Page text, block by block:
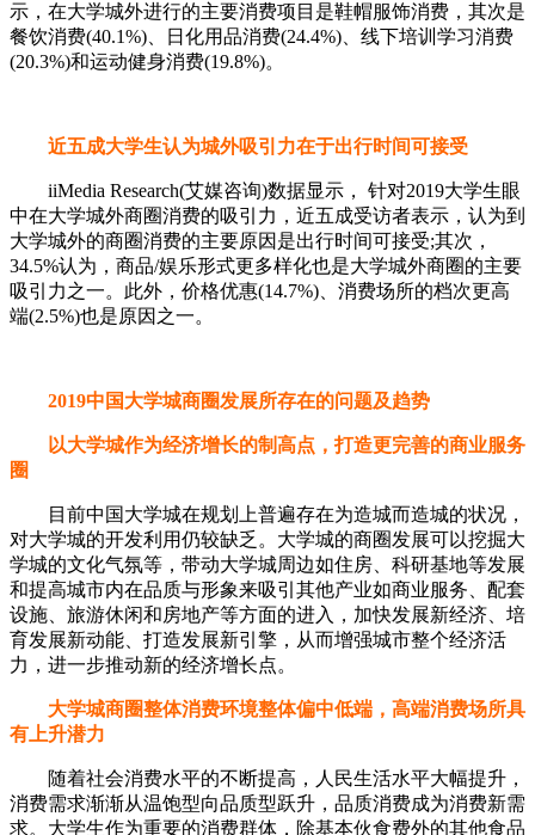
示，在大学城外进行的主要消费项目是鞋帽服饰消费，其次是
餐饮消费(40.1%)、日化用品消费(24.4%)、线下培训学习消费
(20.3%)和运动健身消费(19.8%)。
近五成大学生认为城外吸引力在于出行时间可接受
iiMedia Research(艾媒咨询)数据显示， 针对2019大学生眼
中在大学城外商圈消费的吸引力，近五成受访者表示，认为到
大学城外的商圈消费的主要原因是出行时间可接受;其次，
34.5%认为，商品/娱乐形式更多样化也是大学城外商圈的主要
吸引力之一。此外，价格优惠(14.7%)、消费场所的档次更高
端(2.5%)也是原因之一。
2019中国大学城商圈发展所存在的问题及趋势
以大学城作为经济增长的制高点，打造更完善的商业服务
圈
目前中国大学城在规划上普遍存在为造城而造城的状况，
对大学城的开发利用仍较缺乏。大学城的商圈发展可以挖掘大
学城的文化气氛等，带动大学城周边如住房、科研基地等发展
和提高城市内在品质与形象来吸引其他产业如商业服务、配套
设施、旅游休闲和房地产等方面的进入，加快发展新经济、培
育发展新动能、打造发展新引擎，从而增强城市整个经济活
力，进一步推动新的经济增长点。
大学城商圈整体消费环境整体偏中低端，高端消费场所具
有上升潜力
随着社会消费水平的不断提高，人民生活水平大幅提升，
消费需求渐渐从温饱型向品质型跃升，品质消费成为消费新需
求。大学生作为重要的消费群体，除基本伙食费外的其他食品